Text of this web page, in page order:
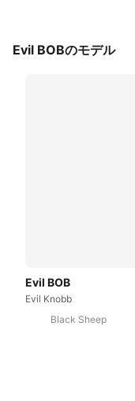
Evil BOBのモデル
Evil BOB
Evil Knobb
Black Sheep